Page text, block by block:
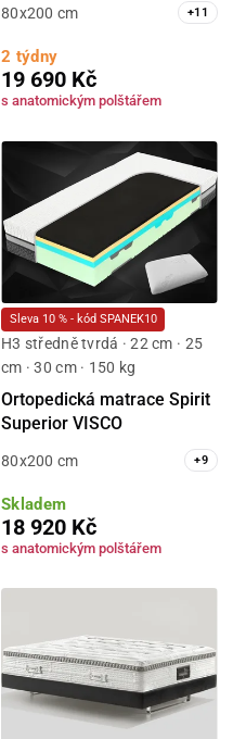
80x200 cm +11
2 týdny
19 690 Kč
s anatomickým polštářem
Sleva 10 % - kód SPANEK10
H3 středně tvrdá · 22 cm · 25
cm · 30 cm · 150 kg
Ortopedická matrace Spirit
Superior VISCO
80x200 cm +9
Skladem
18 920 Kč
s anatomickým polštářem